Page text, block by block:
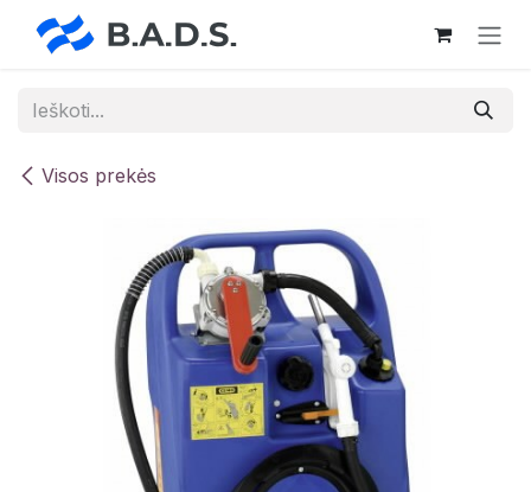
Skip to Content
Visos prekės